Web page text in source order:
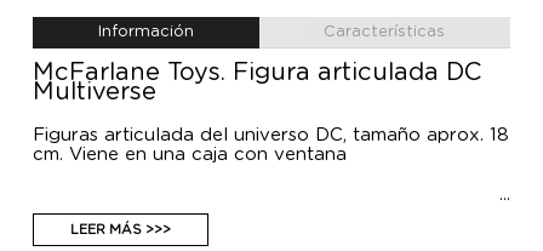
Información Características
McFarlane Toys. Figura articulada DC
Multiverse
Figuras articulada del universo DC, tamaño aprox. 18
cm. Viene en una caja con ventana
LEER MÁS >>>